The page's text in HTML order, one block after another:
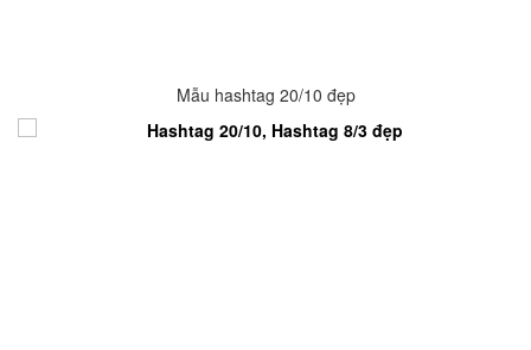
Mẫu hashtag 20/10 đẹp